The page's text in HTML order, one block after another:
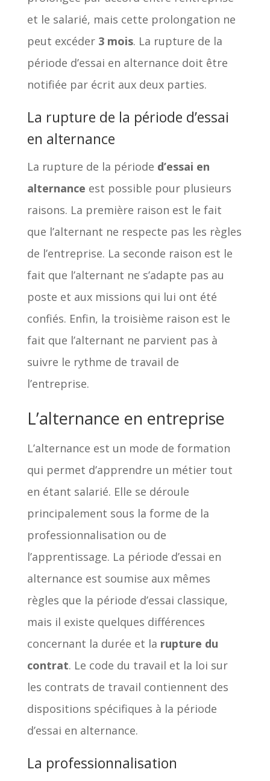
et le salarié, mais cette prolongation ne
peut excéder 3 mois. La rupture de la
période d’essai en alternance doit être
notifiée par écrit aux deux parties.
La rupture de la période d’essai
en alternance
La rupture de la période d’essai en
alternance est possible pour plusieurs
raisons. La première raison est le fait
que l’alternant ne respecte pas les règles
de l’entreprise. La seconde raison est le
fait que l’alternant ne s’adapte pas au
poste et aux missions qui lui ont été
confiés. Enfin, la troisième raison est le
fait que l’alternant ne parvient pas à
suivre le rythme de travail de
l’entreprise.
L’alternance en entreprise
L’alternance est un mode de formation
qui permet d’apprendre un métier tout
en étant salarié. Elle se déroule
principalement sous la forme de la
professionnalisation ou de
l’apprentissage. La période d’essai en
alternance est soumise aux mêmes
règles que la période d’essai classique,
mais il existe quelques différences
concernant la durée et la rupture du
contrat. Le code du travail et la loi sur
les contrats de travail contiennent des
dispositions spécifiques à la période
d’essai en alternance.
La professionnalisation